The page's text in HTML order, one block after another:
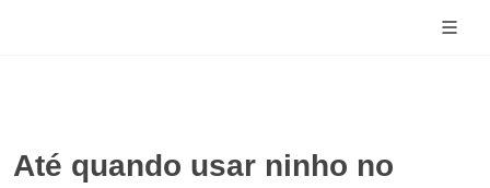
Até quando usar ninho no